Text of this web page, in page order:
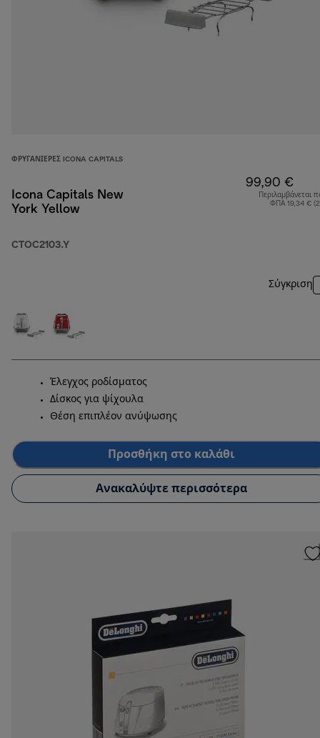
ΦΡΥΓΑΝΙΈΡΕΣ ICONA CAPITALS
Icona Capitals New
York Yellow
CTOC2103.Y
99,90 €
Περιλαμβάνεται
ΦΠΑ 19,34 €
Σύγκριση
Έλεγχος ροδίσματος
Δίσκος για ψίχουλα
Θέση επιπλέον ανύψωσης
Προσθήκη στο καλάθι
Ανακαλύψτε περισσότερα